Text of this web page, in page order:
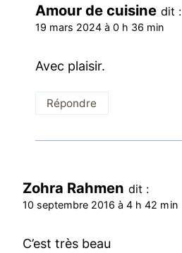
Amour de cuisine dit :
19 mars 2024 à 0 h 36 min
Avec plaisir.
Répondre
Zohra Rahmen dit :
10 septembre 2016 à 4 h 42 min
C’est très beau